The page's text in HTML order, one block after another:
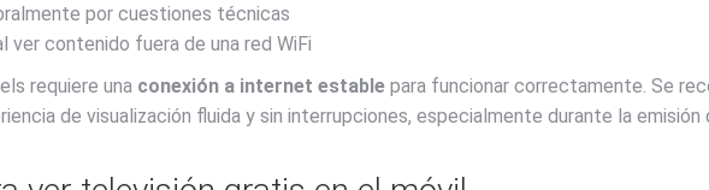
por cuestiones técnicas
ver contenido fuera de una red WiFi
requiere una conexión a internet estable para funcionar correctamente. Se
de visualización fluida y sin interrupciones, especialmente durante la